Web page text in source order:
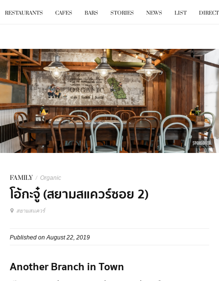
BKK .EAT
RESTAURANTS CAFES BARS STORIES NEWS LIST
SPONSORED
FAMILY / Organic
โอ้กะจู๋ (สยามสแควร์ซอย 2)
สยามสแควร์
Published on August 22, 2019
Another Branch in Town